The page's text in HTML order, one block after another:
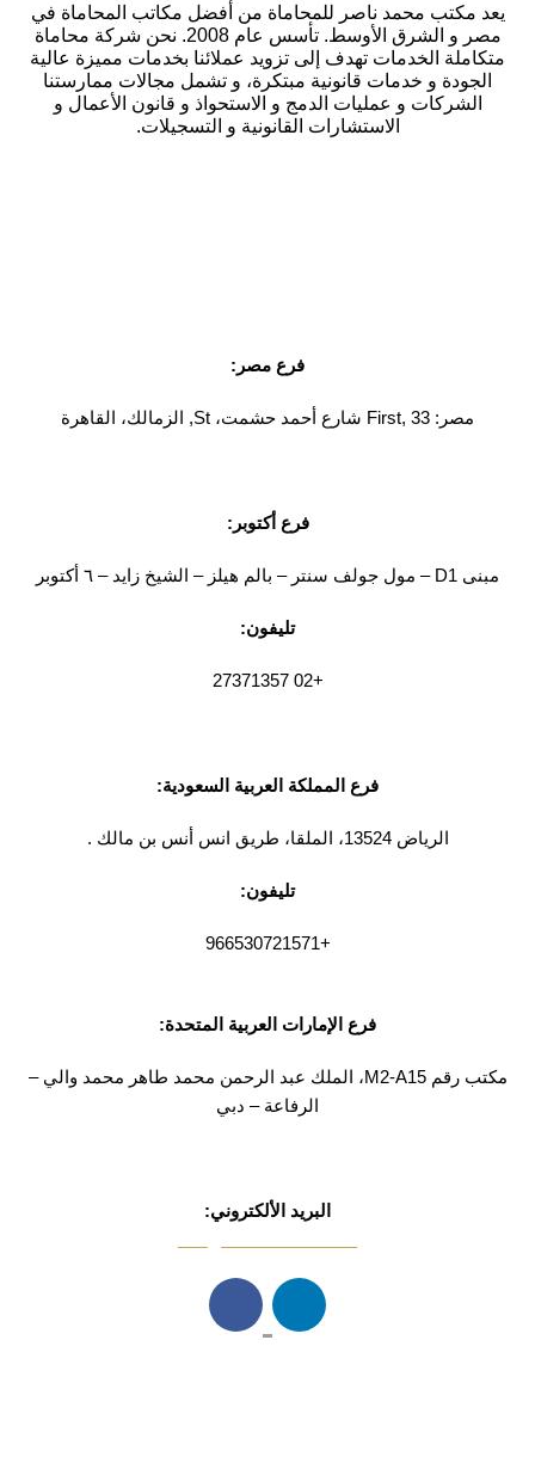
يعد مكتب محمد ناصر للمحاماة من أفضل مكاتب المحاماة في
مصر و الشرق الأوسط. تأسس عام 2008. نحن شركة محاماة
متكاملة الخدمات تهدف إلى تزويد عملائنا بخدمات مميزة عالية
الجودة و خدمات قانونية مبتكرة، و تشمل مجالات ممارستنا
الشركات و عمليات الدمج و الاستحواذ و قانون الأعمال و
الاستشارات القانونية و التسجيلات.
فرع مصر:
مصر: First, 33 شارع أحمد حشمت، St, الزمالك، القاهرة
فرع أكتوبر:
مبنى D1 – مول جولف سنتر – بالم هيلز – الشيخ زايد – ٦ أكتوبر
تليفون:
+02 27371357
فرع المملكة العربية السعودية:
الرياض 13524، الملقا، طريق انس أنس بن مالك .
تليفون:
+966530721571
فرع الإمارات العربية المتحدة:
مكتب رقم M2-A15، الملك عبد الرحمن محمد طاهر محمد والي –
الرفاعة – دبي
البريد الألكتروني: